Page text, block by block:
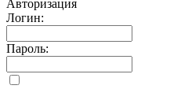
Авторизация
Логин:
Пароль: